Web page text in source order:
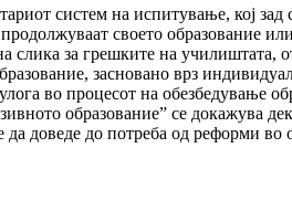
систем на испитување, кој
своето образование
слика за грешките на училиштата,
засновано врз
во процесот на обезбедување
образование” се докажува
доведе до потреба од реформи